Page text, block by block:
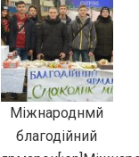
Міжнароднмй
благодійний